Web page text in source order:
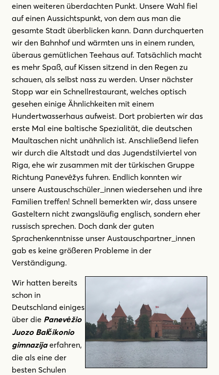
einen weiteren überdachten Punkt. Unsere Wahl fiel
auf einen Aussichtspunkt, von dem aus man die
gesamte Stadt überblicken kann. Dann durchquerten
wir den Bahnhof und wärmten uns in einem runden,
überaus gemütlichen Teehaus auf. Tatsächlich macht
es mehr Spaß, auf Kissen sitzend in den Regen zu
schauen, als selbst nass zu werden. Unser nächster
Stopp war ein Schnellrestaurant, welches optisch
gesehen einige Ähnlichkeiten mit einem
Hundertwasserhaus aufweist. Dort probierten wir das
erste Mal eine baltische Spezialität, die deutschen
Maultaschen nicht unähnlich ist. Anschließend liefen
wir durch die Altstadt und das Jugendstilviertel von
Riga, ehe wir zusammen mit der türkischen Gruppe
Richtung Panevėžys fuhren. Endlich konnten wir
unsere Austauschschüler_innen wiedersehen und ihre
Familien treffen! Schnell bemerkten wir, dass unsere
Gasteltern nicht zwangsläufig englisch, sondern eher
russisch sprechen. Doch dank der guten
Sprachenkenntnisse unser Austauschpartner_innen
gab es keine größeren Probleme in der
Verständigung.
Wir hatten bereits
schon in
Deutschland einiges
über die Panevėžio
Juozo Balčikonio
gimnazijaerfahren,
die als eine der
besten Schulen